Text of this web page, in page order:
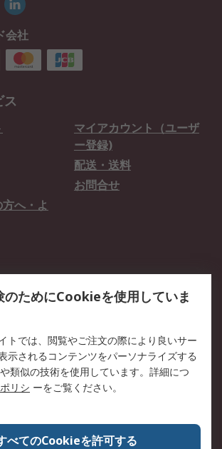
会社
ス
マイアカウント（ユーザ
ー登録)
配送・送料
お問合せ
へ・よ
ー
採用情報
＆お知ら
コーポレートサイト
RSの歴史
み（英語）
認証について
のためにCookieを使用していま
トでは、閲覧やご注文の際により良いサー
示されるコンテンツをパーソナライズする
類似の技術を使用しています。詳細につ
リシ ーをご覧ください。
べてのCookieを許可する